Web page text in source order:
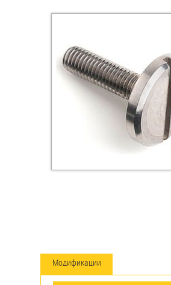
Болты и винты
Гайки
Дюбели
Дюймовый крепёж
Заклепки (Гайки-Заклепки)
резьбой
Оснастка и аксессуары для
Модификации